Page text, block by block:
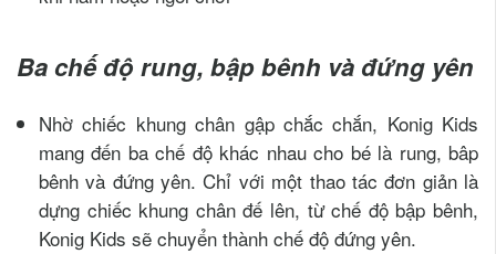
Ba chế độ rung, bập bênh và đứng yên
Nhờ chiếc khung chân gập chắc chắn, Konig Kids
mang đến ba chế độ khác nhau cho bé là rung, bâp
bênh và đứng yên. Chỉ với một thao tác đơn giản là
dựng chiếc khung chân đế lên, từ chế độ bập bênh,
Konig Kids sẽ chuyển thành chế độ đứng yên.